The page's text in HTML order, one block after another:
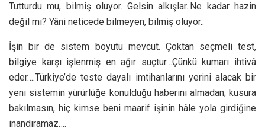
Tutturdu mu, bilmiş oluyor. Gelsin alkışlar..Ne kadar hazin
değil mi? Yâni neticede bilmeyen, bilmiş oluyor..
İşin bir de sistem boyutu mevcut. Çoktan seçmeli test,
bilgiye karşı işlenmiş en ağır suçtur…Çünkü kumarı ihtivâ
eder….Türkiye’de teste dayalı imtihanlarını yerini alacak bir
yeni sistemin yürürlüğe konulduğu haberini almadan; kusura
bakılmasın, hiç kimse beni maarif işinin hâle yola girdiğine
inandıramaz….